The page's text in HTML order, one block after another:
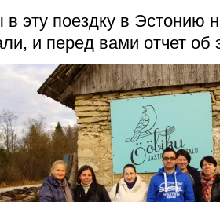
эту поездку в Эстонию
и перед вами отчет об